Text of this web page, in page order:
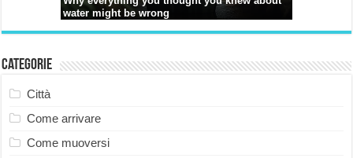
Categorie
Città
Come arrivare
Come muoversi